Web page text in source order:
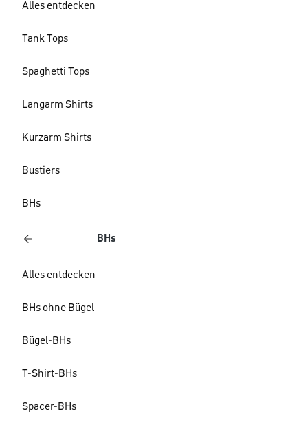
Alles entdecken
Tank Tops
Spaghetti Tops
Langarm Shirts
Kurzarm Shirts
Bustiers
BHs
BHs
Alles entdecken
BHs ohne Bügel
Bügel-BHs
T-Shirt-BHs
Spacer-BHs